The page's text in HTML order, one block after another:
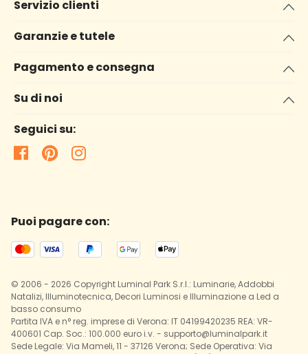
Servizio clienti
Garanzie e tutele
Pagamento e consegna
Su di noi
Seguici su:
Puoi pagare con:
© 2006 - 2026 Copyright Luminal Park S.r.l.: Luminarie, Addobbi
Natalizi, Illuminotecnica, Decori Luminosi e Illuminazione a Led a
basso consumo
Partita IVA e n° reg. imprese di Verona: IT 04199420235 REA: VR-
400601 Cap. Soc.: 100.000 euro i.v. - supporto@luminalpark.it
Sede Legale: Via Mameli, 11 - 37126 Verona; Sede Operativa: Via